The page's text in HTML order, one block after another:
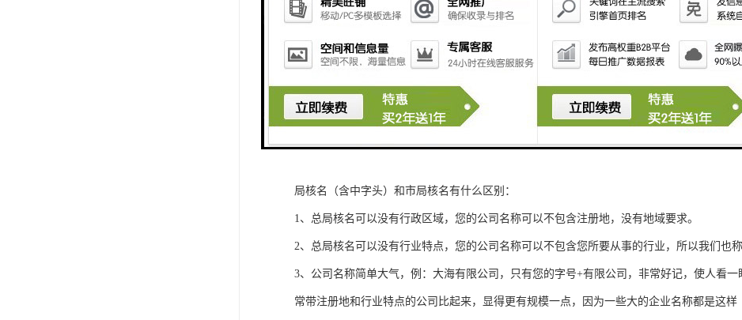
局核名（含中字头）和市局核名有什么区别：
1、总局核名可以没有行政区域，您的公司名称可以不包含注册地，没有地域要求。
2、总局核名可以没有行业特点，您的公司名称可以不包含您所要从事的行业，所以我们也称
3、公司名称简单大气，例：大海有限公司，只有您的字号+有限公司，非常好记，使人看
常带注册地和行业特点的公司比起来，显得更有规模一点，因为一些大的企业名称都是这样